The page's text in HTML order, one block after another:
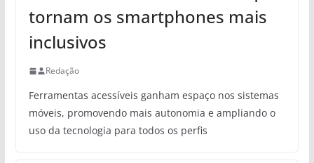
tornam os smartphones mais
inclusivos
Redação
Ferramentas acessíveis ganham espaço nos sistemas
móveis, promovendo mais autonomia e ampliando o
uso da tecnologia para todos os perfis